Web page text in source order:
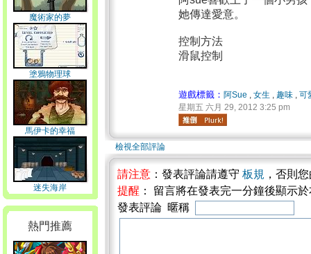
魔術家的夢
塗鴉物理球
馬伊卡的幸福
迷失海岸
熱門推薦
她傳達愛意。
控制方法
滑鼠控制
遊戲標籤： 阿Sue , 女生 , 趣味 , 可
星期五 六月 29, 2012 3:25 pm
檢視全部評論
請注意 ：發表評論請遵守 板規 ，否則
提醒 ： 留言將在發表完一分鐘後顯示
發表評論 暱稱